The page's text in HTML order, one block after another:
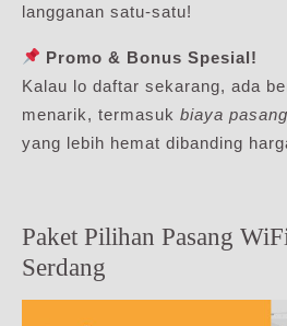
langganan satu-satu!
Promo & Bonus Spesial!
Kalau lo daftar sekarang, ada
menarik, termasuk biaya
yang lebih hemat dibanding
Paket Pilihan Pasang
Serdang